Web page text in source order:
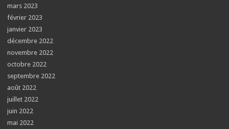
mars 2023
février 2023
janvier 2023
décembre 2022
novembre 2022
octobre 2022
septembre 2022
août 2022
juillet 2022
juin 2022
mai 2022